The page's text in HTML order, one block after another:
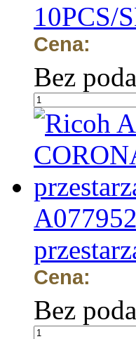
10PCS/
Cena:
Bez
Cena:
Bez